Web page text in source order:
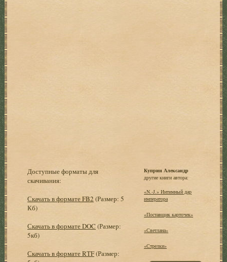
Доступные форматы для
скачивания:
Скачать в формате FB2 (Размер: 5
Кб)
Скачать в формате DOC (Размер:
5кб)
Скачать в формате RTF(Размер:
Куприн Александр
другие книги автора:
«N.-J.» Интимный дар
императора
«Поставщик карточек»
«Светлана»
«Стрелки»